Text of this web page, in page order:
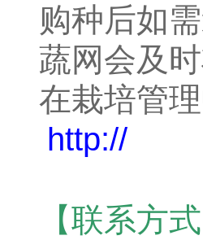
购种后如
蔬网会及
在栽培管
http://
【联系方式